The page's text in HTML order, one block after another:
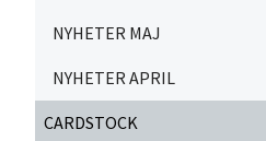
NYHETER MAJ
NYHETER APRIL
CARDSTOCK